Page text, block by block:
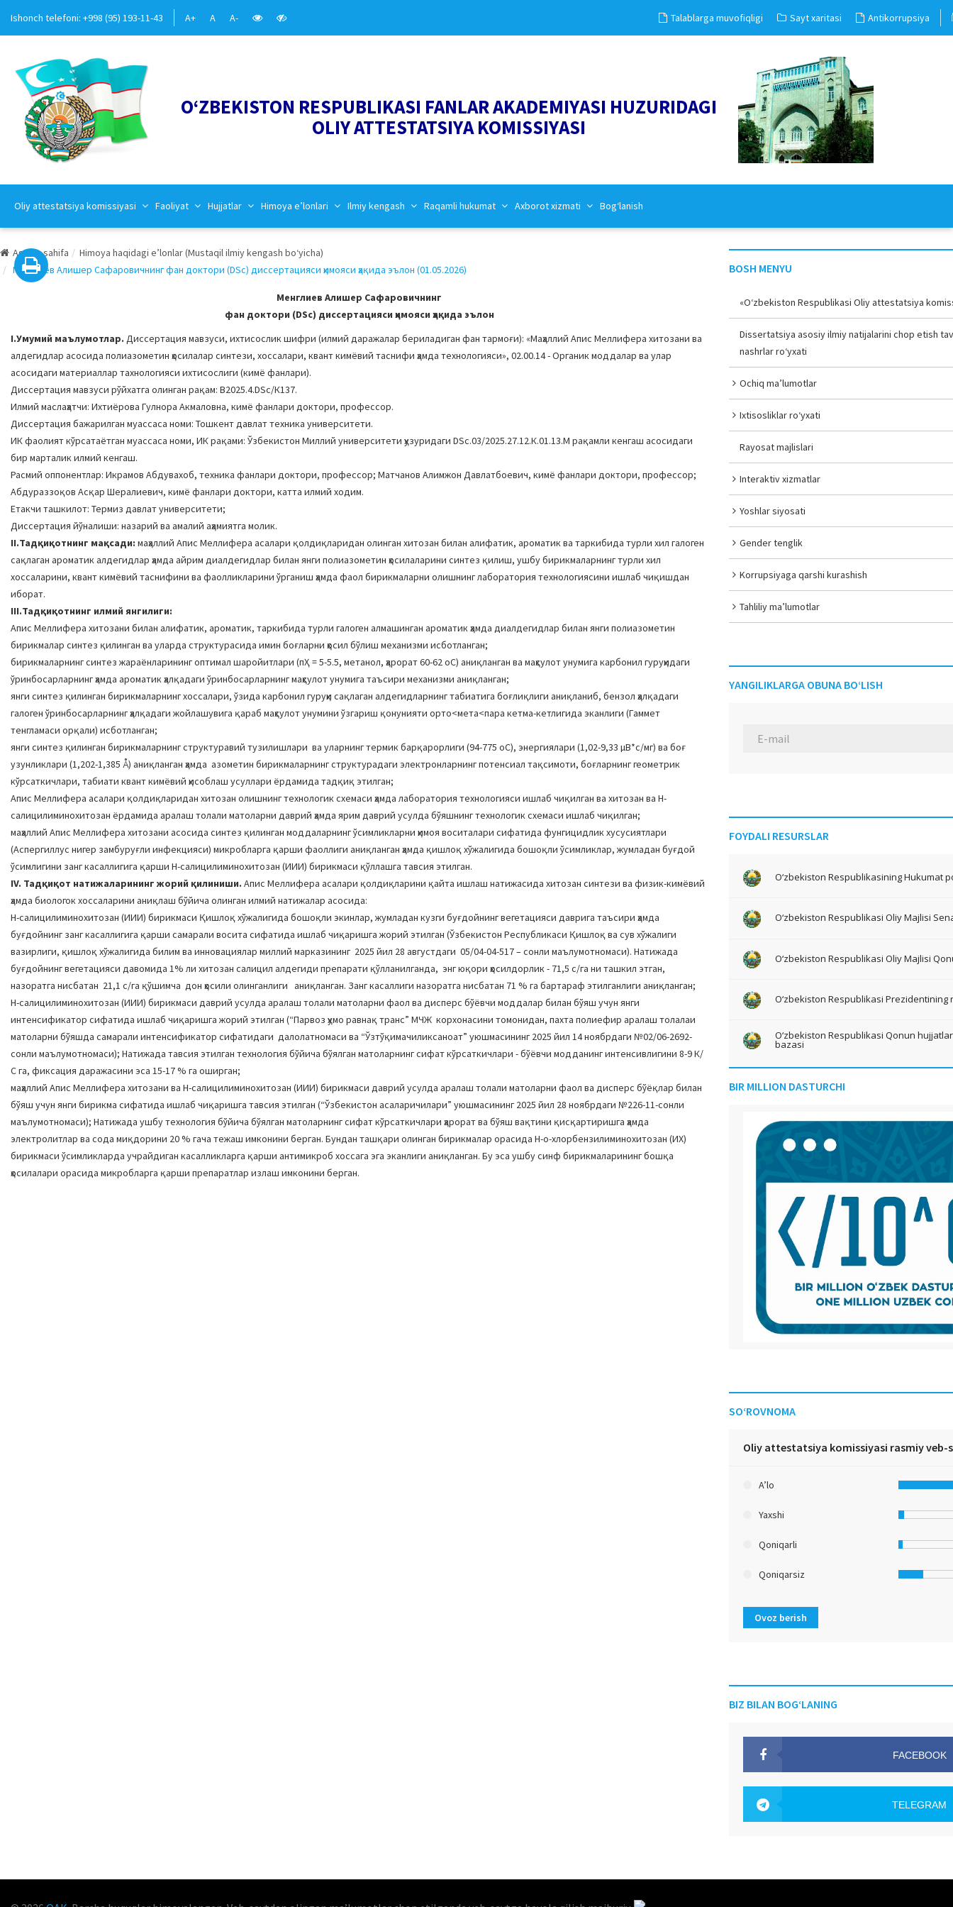
Ishonch telefoni: +998 (95) 193-11-43 A+ A A- Talablarga muvofiqligi Sayt xaritasi Antikorrupsiya
O‘ZBEKISTON RESPUBLIKASI FANLAR AKADEMIYASI HUZURIDAGI
OLIY ATTESTATSIYA KOMISSIYASI
Oliy attestatsiya komissiyasi Faoliyat Hujjatlar Himoya e’lonlari Ilmiy kengash Raqamli hukumat Axborot xizmati Bog‘lanish
Asosiy sahifa
Himoya haqidagi e’lonlar (Mustaqil ilmiy kengash bo‘yicha)
Менглиев Алишер Сафаровичнинг фан доктори (DSc) диссертацияси ҳимояси ҳақида эълон (01.05.2026)
Менглиев Алишер Сафаровичнинг
фан доктори (DSc) диссертацияси ҳимояси ҳақида эълон
I.Умумий маълумотлар. Диссертация мавзуси, ихтисослик шифри (илмий даражалар бериладиган фан тармоғи): «Маҳаллий Апис Меллифера хитозани ва
алдегидлар асосида полиазометин ҳосилалар синтези, хоссалари, квант кимёвий таснифи ҳамда технологияси», 02.00.14 - Органик моддалар ва улар
асосидаги материаллар тахнологияси ихтисослиги (кимё фанлари).
Диссертация мавзуси рўйхатга олинган рақам: B2025.4.DSc/К137.
Илмий маслаҳатчи: Ихтиёрова Гулнора Акмаловна, кимё фанлари доктори, профессор.
Диссертация бажарилган муассаса номи: Тошкент давлат техника университети.
ИК фаолият кўрсатаётган муассаса номи, ИК рақами: Ўзбекистон Миллий университети ҳузуридаги DSc.03/2025.27.12.К.01.13.М рақамли кенгаш асосидаги
бир марталик илмий кенгаш.
Расмий оппонентлар: Икрамов Абдувахоб, техника фанлари доктори, профессор; Матчанов Алимжон Давлатбоевич, кимё фанлари доктори, профессор;
Абдураззоқов Асқар Шералиевич, кимё фанлари доктори, катта илмий ходим.
Етакчи ташкилот: Термиз давлат университети;
Диссертация йўналиши: назарий ва амалий аҳамиятга молик.
II.Тадқиқотнинг мақсади: маҳаллий Апис Меллифера асалари қолдиқларидан олинган хитозан билан алифатик, ароматик ва таркибида турли хил галоген
сақлаган ароматик алдегидлар ҳамда айрим диалдегидлар билан янги полиазометин ҳосилаларини синтез қилиш, ушбу бирикмаларнинг турли хил
хоссаларини, квант кимёвий таснифини ва фаолликларини ўрганиш ҳамда фаол бирикмаларни олишнинг лаборатория технологиясини ишлаб чиқишдан
иборат.
III.Тадқиқотнинг илмий янгилиги:
Апис Меллифера хитозани билан алифатик, ароматик, таркибида турли галоген алмашинган ароматик ҳамда диалдегидлар билан янги полиазометин
бирикмалар синтез қилинган ва уларда структурасида имин боғларни ҳосил бўлиш механизми исботланган;
бирикмаларнинг синтез жараёнларининг оптимал шаройитлари (пҲ = 5-5.5, метанол, ҳарорат 60-62 оC) аниқланган ва маҳсулот унумига карбонил гуруҳидаги
ўринбосарларнинг ҳамда ароматик ҳалқадаги ўринбосарларнинг маҳсулот унумига таъсири механизми аниқланган;
янги синтез қилинган бирикмаларнинг хоссалари, ўзида карбонил гуруҳи сақлаган алдегидларнинг табиатига боғлиқлиги аниқланиб, бензол ҳалқадаги
галоген ўринбосарларнинг ҳалқадаги жойлашувига қараб маҳсулот унумини ўзгариш қонунияти орто<мета<пара кетма-кетлигида эканлиги (Гаммет
тенгламаси орқали) исботланган;
янги синтез қилинган бирикмаларнинг структуравий тузилишлари ва уларнинг термик барқарорлиги (94-775 оC), энергиялари (1,02-9,33 µВ*с/мг) ва боғ
узунликлари (1,202-1,385 Å) аниқланган ҳамда азометин бирикмаларнинг структурадаги электронларнинг потенсиал тақсимоти, боғларнинг геометрик
кўрсаткичлари, табиати квант кимёвий ҳисоблаш усуллари ёрдамида тадқиқ этилган;
Апис Меллифера асалари қолдиқларидан хитозан олишнинг технологик схемаси ҳамда лаборатория технологияси ишлаб чиқилган ва хитозан ва Н-
салицилиминохитозан ёрдамида аралаш толали матоларни даврий ҳамда ярим даврий усулда бўяшнинг технологик схемаси ишлаб чиқилган;
маҳаллий Апис Меллифера хитозани асосида синтез қилинган моддаларнинг ўсимликларни ҳимоя воситалари сифатида фунгицидлик хусусиятлари
(Аспергиллус нигер замбуруғли инфекцияси) микробларга қарши фаоллиги аниқланган ҳамда қишлоқ хўжалигида бошоқли ўсимликлар, жумладан буғдой
ўсимлигини занг касаллигига қарши Н-салицилиминохитозан (ИИИ) бирикмаси қўллашга тавсия этилган.
IV. Тадқиқот натижаларининг жорий қилиниши. Апис Меллифера асалари қолдиқларини қайта ишлаш натижасида хитозан синтези ва физик-кимёвий
ҳамда биологок хоссаларини аниқлаш бўйича олинган илмий натижалар асосида:
Н-салицилиминохитозан (ИИИ) бирикмаси Қишлоқ хўжалигида бошоқли экинлар, жумладан кузги буғдойнинг вегетацияси даврига таъсири ҳамда
буғдойнинг занг касаллигига қарши самарали восита сифатида ишлаб чиқаришга жорий этилган (Ўзбекистон Республикаси Қишлоқ ва сув хўжалиги
вазирлиги, қишлоқ хўжалигида билим ва инновациялар миллий марказининг 2025 йил 28 августдаги 05/04-04-517 – сонли маълумотномаси). Натижада
буғдойнинг вегетацияси давомида 1% ли хитозан салицил алдегиди препарати қўлланилганда, энг юқори ҳосилдорлик - 71,5 с/га ни ташкил этган,
назоратга нисбатан 21,1 с/га қўшимча дон ҳосили олинганлиги аниқланган. Занг касаллиги назоратга нисбатан 71 % га бартараф этилганлиги аниқланган;
Н-салицилиминохитозан (ИИИ) бирикмаси даврий усулда аралаш толали матоларни фаол ва дисперс бўёвчи моддалар билан бўяш учун янги
интенсификатор сифатида ишлаб чиқаришга жорий этилган (“Парвоз ҳумо равнақ транс” МЧЖ корхонасини томонидан, пахта полиефир аралаш толалаи
матоларни бўяшда самарали интенсификатор сифатидаги далолатномаси ва “Ўзтўқимачиликсаноат” уюшмасининг 2025 йил 14 ноябрдаги №02/06-2692-
сонли маълумотномаси); Натижада тавсия этилган технология бўйича бўялган матоларнинг сифат кўрсаткичлари - бўёвчи модданинг интенсивлигини 8-9 К/
С га, фиксация даражасини эса 15-17 % га оширган;
маҳаллий Апис Меллифера хитозани ва Н-салицилиминохитозан (ИИИ) бирикмаси даврий усулда аралаш толали матоларни фаол ва дисперс бўёқлар билан
бўяш учун янги бирикма сифатида ишлаб чиқаришга тавсия этилган (“Ўзбекистон асаларичилари” уюшмасининг 2025 йил 28 ноябрдаги №226-11-сонли
маълумотномаси); Натижада ушбу технология бўйича бўялган матоларнинг сифат кўрсаткичлари ҳарорат ва бўяш вақтини қисқартиришга ҳамда
электролитлар ва сода миқдорини 20 % гача тежаш имконини берган. Бундан ташқари олинган бирикмалар орасида Н-о-хлорбензилиминохитозан (ИХ)
бирикмаси ўсимликларда учрайдиган касалликларга қарши антимикроб хоссага эга эканлиги аниқланган. Бу эса ушбу синф бирикмаларининг бошқа
ҳосилалари орасида микробларга қарши препаратлар излаш имконини берган.
BOSH MENYU
«O‘zbekiston Respublikasi Oliy attestatsiya
Dissertatsiya asosiy ilmiy natijalarini chop etish
nashrlar ro‘yxati
Ochiq ma’lumotlar
Ixtisosliklar ro‘yxati
Rayosat majlislari
Interaktiv xizmatlar
Yoshlar siyosati
Gender tenglik
Korrupsiyaga qarshi kurashish
Tahliliy ma’lumotlar
YANGILIKLARGA OBUNA BO‘LISH
FOYDALI RESURSLAR
O‘zbekiston Respublikasining Hukumat
O‘zbekiston Respublikasi Oliy Majlisi
O‘zbekiston Respublikasi Oliy Majlisi
O‘zbekiston Respublikasi Prezidentining
O‘zbekiston Respublikasi Qonun
bazasi
BIR MILLION DASTURCHI
SO‘ROVNOMA
Oliy attestatsiya komissiyasi rasmiy
A’lo
Yaxshi
Qoniqarli
Qoniqarsiz
Ovoz berish
BIZ BILAN BOG‘LANING
FACEBOOK
TELEGRAM